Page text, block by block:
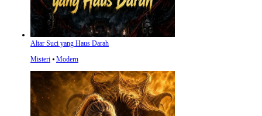
Altar Suci yang Haus Darah
Misteri ⦁ Modern